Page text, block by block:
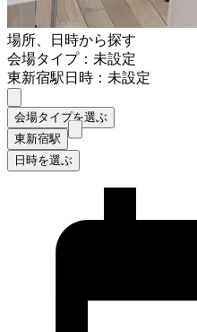
場所、日時から探す
会場タイプ：未設定
東新宿駅日時：未設定
会場タイプを選ぶ
東新宿駅
日時を選ぶ